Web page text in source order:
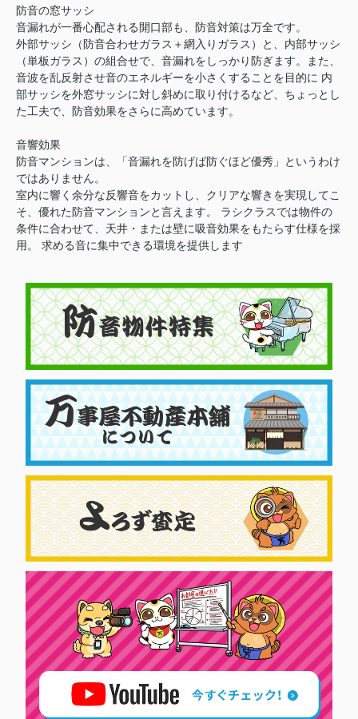
防音の窓サッシ
音漏れが一番心配される開口部も、防音対策は万全です。
外部サッシ（防音合わせガラス＋網入りガラス）と、内部サッシ
（単板ガラス）の組合せで、音漏れをしっかり防ぎます。また、
音波を乱反射させ音のエネルギーを小さくすることを目的に 内
部サッシを外窓サッシに対し斜めに取り付けるなど、ちょっとし
た工夫で、防音効果をさらに高めています。
音響効果
防音マンションは、「音漏れを防げば防ぐほど優秀」というわけ
ではありません。
室内に響く余分な反響音をカットし、クリアな響きを実現してこ
そ、優れた防音マンションと言えます。 ラシクラスでは物件の
条件に合わせて、天井・または壁に吸音効果をもたらす仕様を採
用。 求める音に集中できる環境を提供します